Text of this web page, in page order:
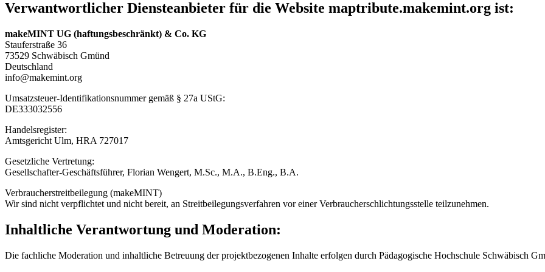
Verwantwortlicher Diensteanbieter für die Website maptribute.makemint.org ist:
makeMINT UG (haftungsbeschränkt) & Co. KG
Stauferstraße 36
73529 Schwäbisch Gmünd
Deutschland
info@makemint.org
Umsatzsteuer-Identifikationsnummer gemäß § 27a UStG:
DE333032556
Handelsregister:
Amtsgericht Ulm, HRA 727017
Gesetzliche Vertretung:
Gesellschafter-Geschäftsführer, Florian Wengert, M.Sc., M.A., B.Eng., B.A.
Verbraucherstreitbeilegung (makeMINT)
Wir sind nicht verpflichtet und nicht bereit, an Streitbeilegungsverfahren vor einer Verbraucherschlichtungsstelle teilzunehmen.
Inhaltliche Verantwortung und Moderation:
Die fachliche Moderation und inhaltliche Betreuung der projektbezogenen Inhalte erfolgen durch Pädagogische Hochschule Schwäbisch